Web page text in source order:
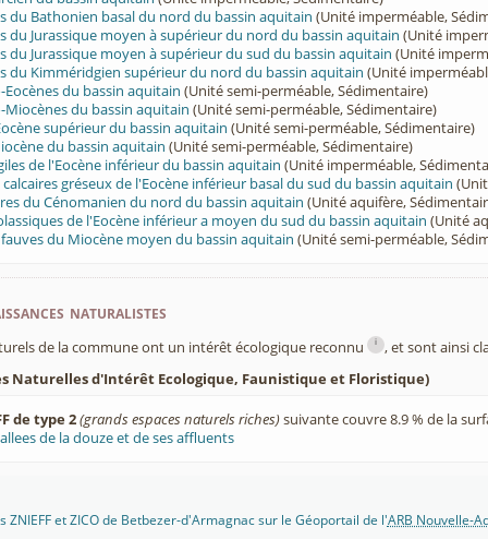
du Bathonien basal du nord du bassin aquitain (Unité imperméable,
du Jurassique moyen à supérieur du nord du bassin aquitain (Unité
du Jurassique moyen à supérieur du sud du bassin aquitain (Unité
du Kimméridgien supérieur du nord du bassin aquitain (Unité
Eocènes du bassin aquitain (Unité semi-perméable, Sédimentaire)
Miocènes du bassin aquitain (Unité semi-perméable, Sédimentaire)
supérieur du bassin aquitain (Unité semi-perméable, Sédimentaire)
du bassin aquitain (Unité semi-perméable, Sédimentaire)
de l'Eocène inférieur du bassin aquitain (Unité imperméable,
calcaires gréseux de l'Eocène inférieur basal du sud du bassin aquitain
du Cénomanien du nord du bassin aquitain (Unité aquifère,
de l'Eocène inférieur a moyen du sud du bassin aquitain (Unité
du Miocène moyen du bassin aquitain (Unité semi-perméable,
naturalistes
de la commune ont un intérêt écologique reconnu i
, et sont ainsi
Naturelles d'Intérêt Ecologique, Faunistique et Floristique)
de type 2(grands espaces naturels riches)suivante couvre 8.9 % de la
de la douze et de ses affluents
ZNIEFF et ZICO de Betbezer-d'Armagnac sur le Géoportail de l'ARB Nouvelle-